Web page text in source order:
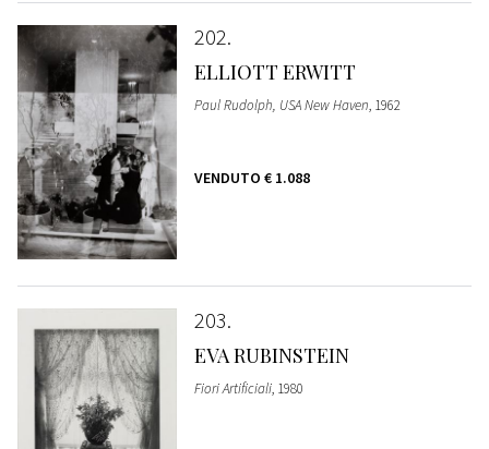
202
ELLIOTT ERWITT
Paul Rudolph, USA New Haven, 1962
VENDUTO € 1.088
203
EVA RUBINSTEIN
Fiori Artificiali, 1980